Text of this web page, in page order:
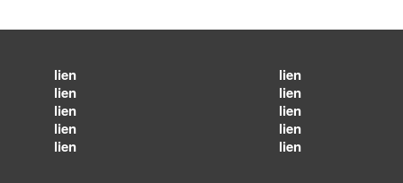
lien
lien
lien
lien
lien
lien
lien
lien
lien
lien